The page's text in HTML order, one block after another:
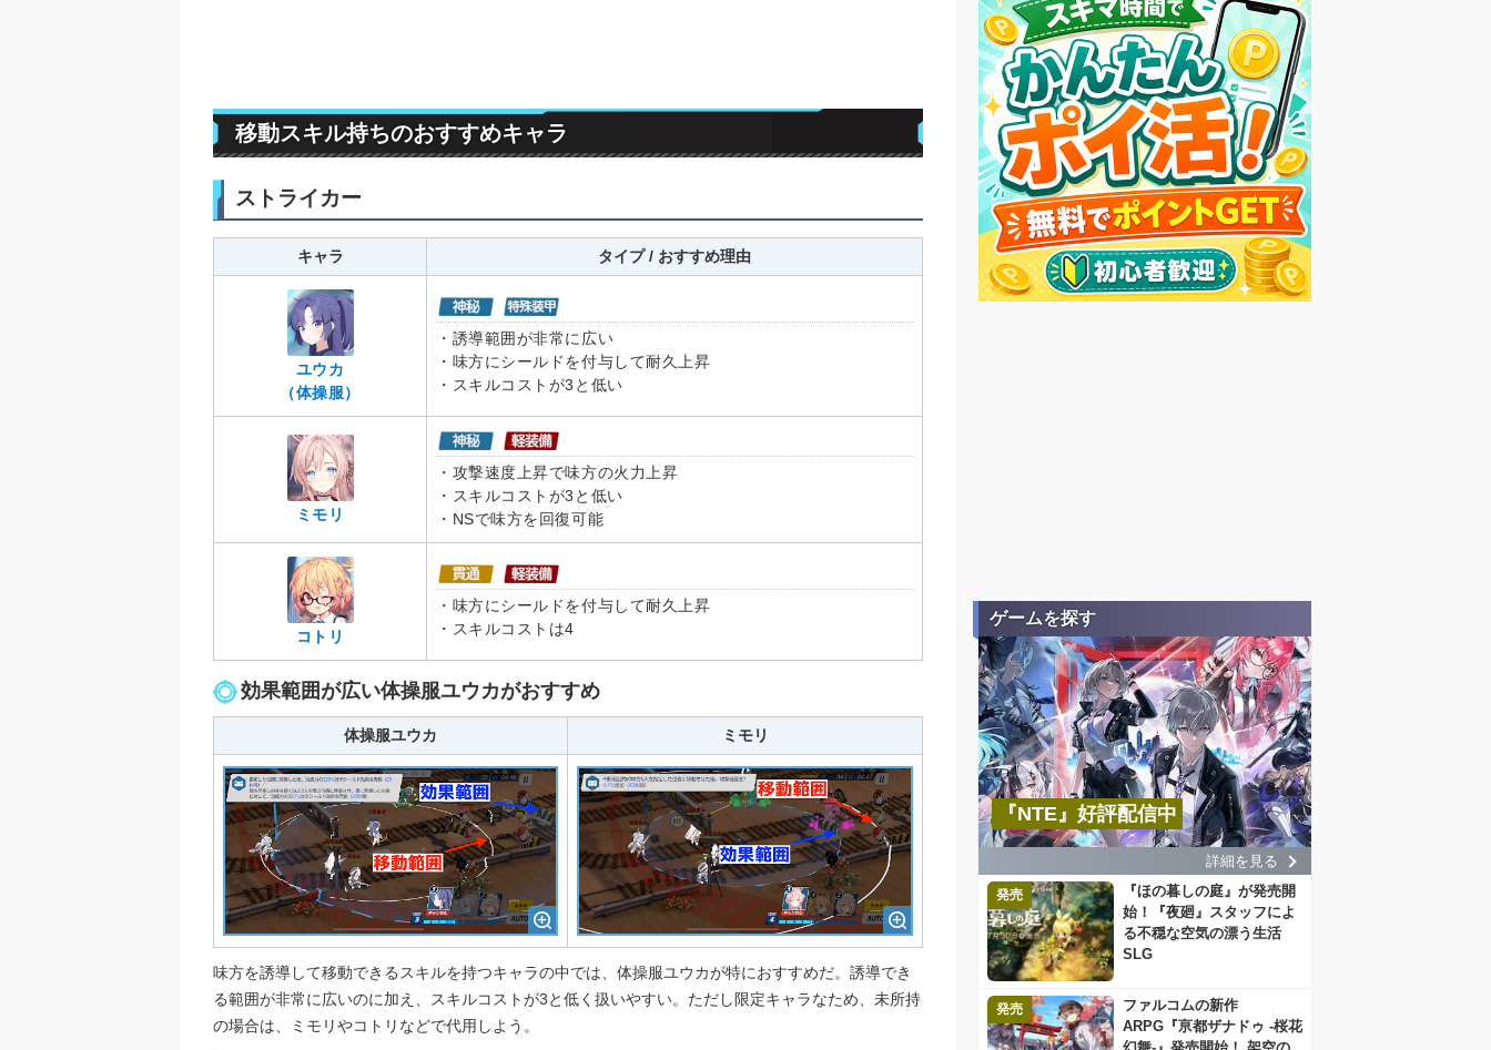
移動スキル持ちのおすすめキャラ
ストライカー
キャラ タイプ / おすすめ理由
ユウカ
（体操服）
・誘導範囲が非常に広い
・味方にシールドを付与して耐久上昇
・スキルコストが3と低い
ミモリ
・攻撃速度上昇で味方の火力上昇
・スキルコストが3と低い
・NSで味方を回復可能
コトリ
・味方にシールドを付与して耐久上昇
・スキルコストは4
効果範囲が広い体操服ユウカがおすすめ
体操服ユウカ ミモリ
味方を誘導して移動できるスキルを持つキャラの中では、体操服ユウカが特におすすめだ。誘導でき
る範囲が非常に広いのに加え、スキルコストが3と低く扱いやすい。ただし限定キャラなため、未所持
の場合は、ミモリやコトリなどで代用しよう。
ゲームを探す
『NTE』好評配信中
詳細を見る
発売
『ほの暮しの庭』が発売開
始！『夜廻』スタッフによ
る不穏な空気の漂う生活
SLG
発売
ファルコムの新作
ARPG『亰都ザナドゥ -桜花